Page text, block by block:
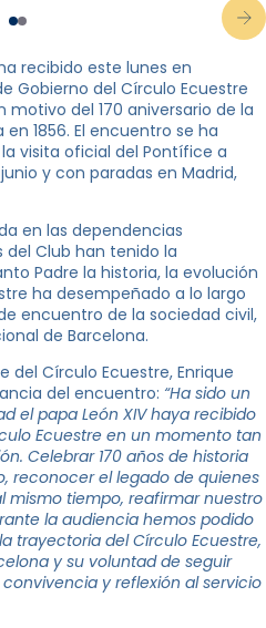
recibido este lunes en
Gobierno del Círculo Ecuestre
del 170 aniversario de la
1856. El encuentro se ha
visita oficial del Pontífice a
y con paradas en Madrid,
en las dependencias
Club han tenido la
Padre la historia, la evolución
ha desempeñado a lo largo
encuentro de la sociedad civil,
de Barcelona.
del Círculo Ecuestre, Enrique
del encuentro: “Ha sido un
el papa León XIV haya recibido
Ecuestre en un momento tan
Celebrar 170 años de historia
reconocer el legado de quienes
mismo tiempo, reafirmar nuestro
la audiencia hemos podido
trayectoria del Círculo Ecuestre,
y su voluntad de seguir
y reflexión al servicio